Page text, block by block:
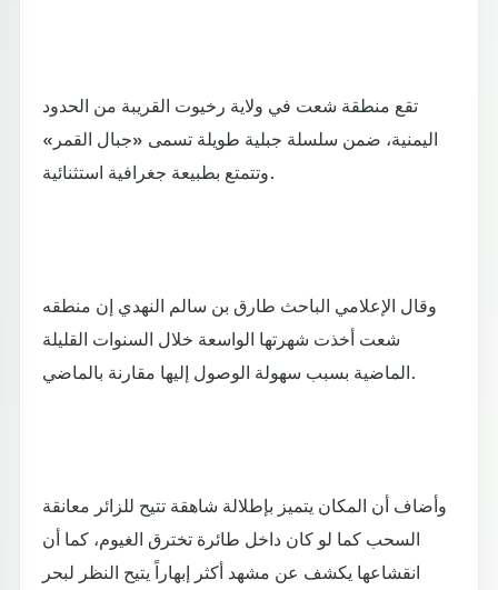
تقع منطقة شعت في ولاية رخيوت القريبة من الحدود
اليمنية، ضمن سلسلة جبلية طويلة تسمى «جبال القمر»
وتتمتع بطبيعة جغرافية استثنائية.
وقال الإعلامي الباحث طارق بن سالم النهدي إن منطقه
شعت أخذت شهرتها الواسعة خلال السنوات القليلة
الماضية بسبب سهولة الوصول إليها مقارنة بالماضي.
وأضاف أن المكان يتميز بإطلالة شاهقة تتيح للزائر معانقة
السحب كما لو كان داخل طائرة تخترق الغيوم، كما أن
انقشاعها يكشف عن مشهد أكثر إبهاراً يتيح النظر لبحر